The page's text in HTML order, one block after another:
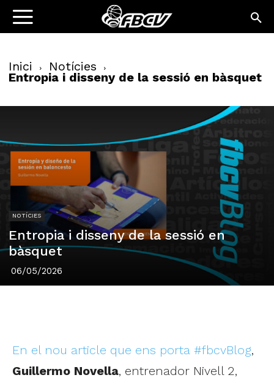
Inici Notícies
Entropia i disseny de la sessió en bàsquet
NOTÍCIES
Entropia i disseny de la sessió en
bàsquet
06/05/2026
En el nou article que ens porta #fbcvBlog,
Guillermo Novella, entrenador Nivell 2,